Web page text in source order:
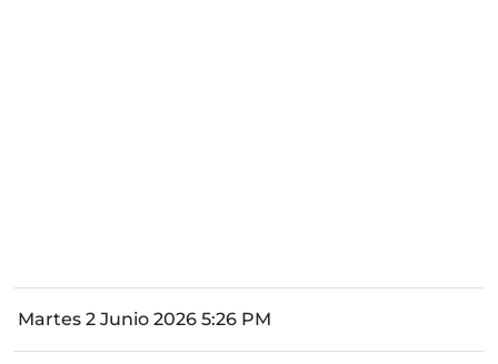
Martes 2 Junio 2026 5:26 PM